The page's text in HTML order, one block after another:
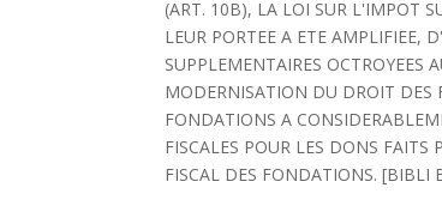
(ART. 10B), LA LOI SUR L'IMPOT
LEUR PORTEE A ETE AMPLIFIEE,
SUPPLEMENTAIRES
MODERNISATION DU DROIT DES
FONDATIONS A
FISCALES POUR LES DONS FAITS
FISCAL DES FONDATIONS. [BIBLI